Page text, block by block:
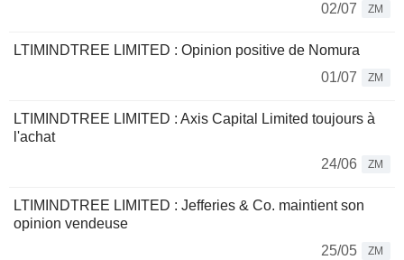
02/07
ZM
LTIMINDTREE LIMITED : Opinion positive de Nomura
01/07
ZM
LTIMINDTREE LIMITED : Axis Capital Limited toujours à
l'achat
24/06
ZM
LTIMINDTREE LIMITED : Jefferies & Co. maintient son
opinion vendeuse
25/05
ZM